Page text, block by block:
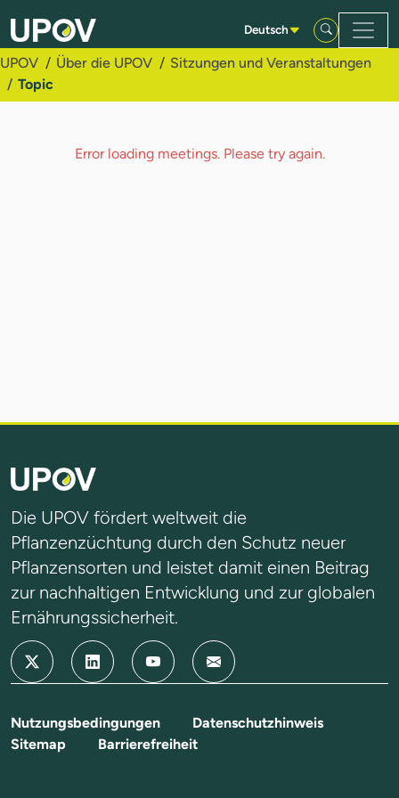
Zum Hauptinhalt springen
Deutsch
UPOV Über die UPOV
Sitzungen und Veranstaltungen
Topic
Error loading meetings. Please try again.
Die UPOV fördert weltweit die
Pflanzenzüchtung durch den Schutz neuer
Pflanzensorten und leistet damit einen Beitrag
zur nachhaltigen Entwicklung und zur globalen
Ernährungssicherheit.
Nutzungsbedingungen
Datenschutzhinweis
Sitemap
Barrierefreiheit